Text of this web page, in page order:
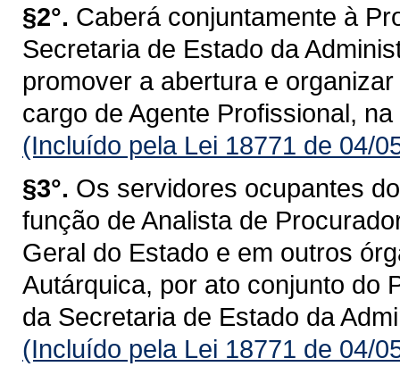
§2°. Caberá conjuntamente à
Secretaria de Estado da
promover a abertura e
cargo de Agente Profissional,
(Incluído pela Lei 18771 de 04/
§3°. Os servidores ocupantes
função de Analista de
Geral do Estado e em outros
Autárquica, por ato conjunto do
da Secretaria de Estado da
(Incluído pela Lei 18771 de 04/